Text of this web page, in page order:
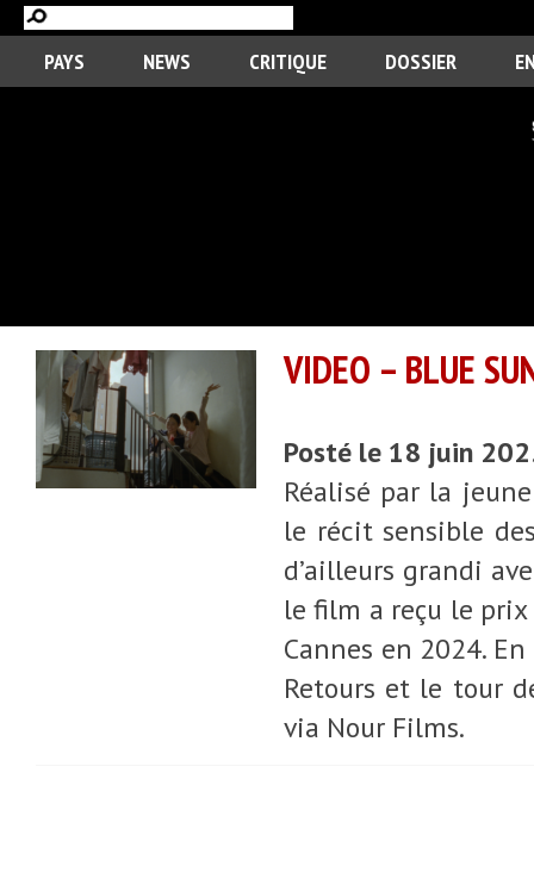
PAYS NEWS CRITIQUE DOSSIER
VIDEO – BLUE
Posté le 18 juin
Réalisé par la
le récit sensible
d’ailleurs grandi
le film a reçu le
Cannes en 2024.
Retours et le tour
via Nour Films.